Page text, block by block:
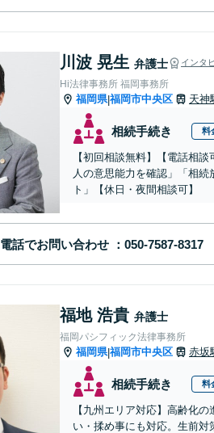
川波 晃生 弁護士 インタ
Hi法律事務所 福岡事務所
福岡県|福岡市中央区 天神
相続手続き 料
【初回相談無料】【電話相
人の意思能力を確認」「相
ト」【休日・夜間相談可】
電話でお問い合わせ
福地 浩貴 弁護士
福岡パシフィック法律事務所
福岡県|福岡市中央区 赤坂
相続手続き 料
【九州エリア対応】高齢化
い・揉め事にも対応。生前